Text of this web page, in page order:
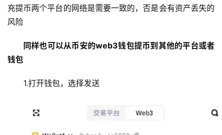
充提币两个平台的网络是需要一致的，否是会有资产丢失的
风险
同样也可以从币安的web3钱包提币到其他的平台或者
钱包
1.打开钱包，选择发送